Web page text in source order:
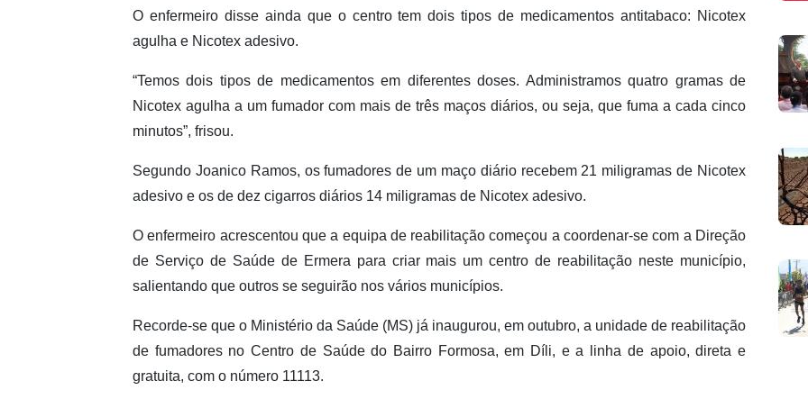
O enfermeiro disse ainda que o centro tem dois tipos de medicamentos antitabaco: Nicotex
agulha e Nicotex adesivo.
“Temos dois tipos de medicamentos em diferentes doses. Administramos quatro gramas de
Nicotex agulha a um fumador com mais de três maços diários, ou seja, que fuma a cada cinco
minutos”, frisou.
Segundo Joanico Ramos, os fumadores de um maço diário recebem 21 miligramas de Nicotex
adesivo e os de dez cigarros diários 14 miligramas de Nicotex adesivo.
O enfermeiro acrescentou que a equipa de reabilitação começou a coordenar-se com a Direção
de Serviço de Saúde de Ermera para criar mais um centro de reabilitação neste município,
salientando que outros se seguirão nos vários municípios.
Recorde-se que o Ministério da Saúde (MS) já inaugurou, em outubro, a unidade de reabilitação
de fumadores no Centro de Saúde do Bairro Formosa, em Díli, e a linha de apoio, direta e
gratuita, com o número 11113.